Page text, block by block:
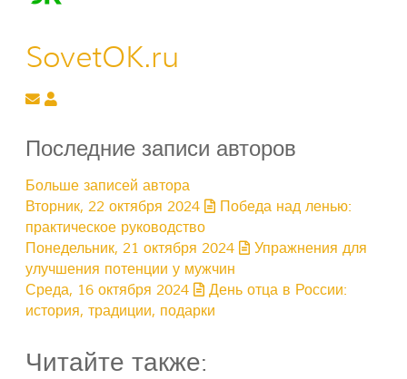
SovetOK.ru
Подписаться на обновление автора
SovetOK.ru
Последние записи авторов
Больше записей автора
Вторник, 22 октября 2024
Победа над ленью:
практическое руководство
Понедельник, 21 октября 2024
Упражнения для
улучшения потенции у мужчин
Среда, 16 октября 2024
День отца в России:
история, традиции, подарки
Читайте также: